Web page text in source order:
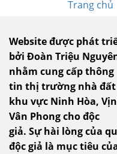
Trang chủ
Website được phát
bởi Đoàn Triệu
nhằm cung cấp thông
tin thị trường nhà đất
khu vực Ninh Hòa,
Vân Phong cho độc
giả. Sự hài lòng của
độc giả là mục tiêu